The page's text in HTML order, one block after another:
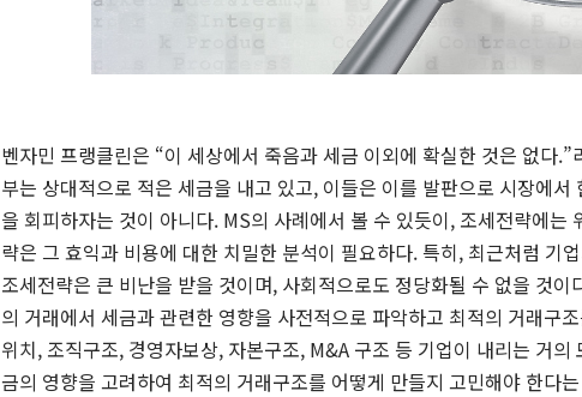
벤자민 프랭클린은 “이 세상에서 죽음과 세금 이외에 확실한 것은 없다
부는 상대적으로 적은 세금을 내고 있고, 이들은 이를 발판으로 시장에
을 회피하자는 것이 아니다. MS의 사례에서 볼 수 있듯이, 조세전략에
략은 그 효익과 비용에 대한 치밀한 분석이 필요하다. 특히, 최근처럼 기
조세전략은 큰 비난을 받을 것이며, 사회적으로도 정당화될 수 없을 것
의 거래에서 세금과 관련한 영향을 사전적으로 파악하고 최적의 거래구
위치, 조직구조, 경영자보상, 자본구조, M&A 구조 등 기업이 내리는 거
금의 영향을 고려하여 최적의 거래구조를 어떻게 만들지 고민해야 한다